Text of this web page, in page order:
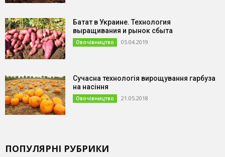
Батат в Украине. Технология
выращивания и рынок сбыта
Овочівництво 05.04.2019
Сучасна технологія вирощування гарбуза
на насіння
Овочівництво 21.05.2018
ПОПУЛЯРНІ РУБРИКИ